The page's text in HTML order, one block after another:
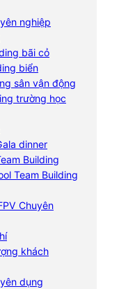
nghiệp
bãi cỏ
biển
sân vận động
trường học
dinner
Building
Team Building
Chuyên
khách
dụng